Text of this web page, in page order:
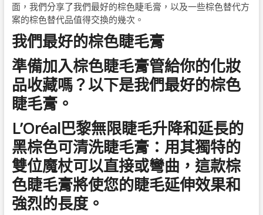
面，我們分享了我們最好的棕色睫毛膏，以及一些棕色替代方
案的棕色替代品值得交換的幾次。
我們最好的棕色睫毛膏
準備加入棕色睫毛膏管給你的化妝
品收藏嗎？以下是我們最好的棕色
睫毛膏。
L’Oréal巴黎無限睫毛升降和延長的
黑棕色可清洗睫毛膏：用其獨特的
雙位魔杖可以直接或彎曲，這款棕
色睫毛膏將使您的睫毛延伸效果和
強烈的長度。